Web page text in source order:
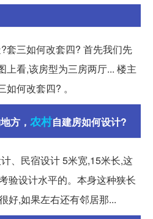
套三如何改套四? 首先我们先
上看,该房型为三房两厅... 楼主
何改套四? 。
方， 农村自建房如何设计?
、民宿设计 5米宽,15米长,这
验设计水平的。本身这种狭长
好,如果左右还有邻居那...